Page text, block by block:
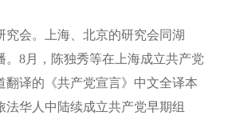
会。上海、北京的研究会同湖
8月，陈独秀等在上海成立共产党
译的《共产党宣言》中文全译本
华人中陆续成立共产党早期组